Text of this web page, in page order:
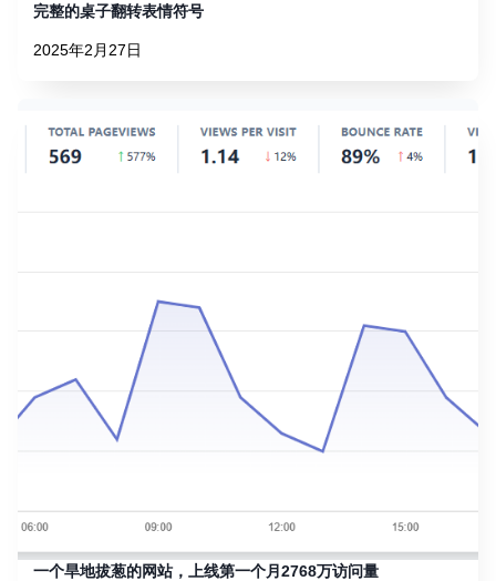
完整的桌子翻转表情符号
2025年2月27日
一个旱地拔葱的网站，上线第一个月2768万访问量